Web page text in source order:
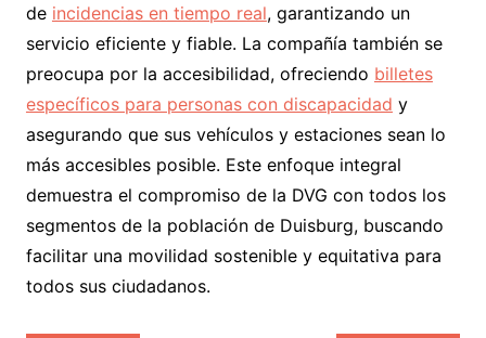
de incidencias en tiempo real, garantizando un
servicio eficiente y fiable. La compañía también se
preocupa por la accesibilidad, ofreciendo billetes
específicos para personas con discapacidad y
asegurando que sus vehículos y estaciones sean lo
más accesibles posible. Este enfoque integral
demuestra el compromiso de la DVG con todos los
segmentos de la población de Duisburg, buscando
facilitar una movilidad sostenible y equitativa para
todos sus ciudadanos.